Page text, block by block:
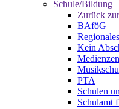
Schule/Bildung
Zurück
BAföG
Kein
PTA
Schulen
Schulamt